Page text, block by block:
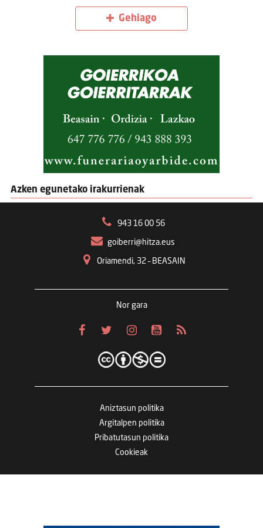
Gehiago
Azken egunetako irakurrienak
943 16 00 56
goiberri@hitza.eus
Oriamendi, 32 – BEASAIN
Nor gara
Aniztasun politika
Argitalpen politika
Pribatutasun politika
Cookieak